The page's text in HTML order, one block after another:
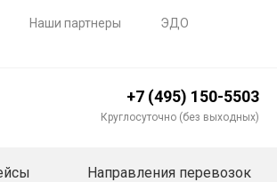
Наши партнеры
ЭДО
+7 (495) 150-5503
Круглосуточно (без выходных)
Направления перевозок